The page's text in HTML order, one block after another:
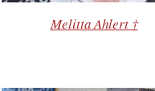
Melitta Ahlert †